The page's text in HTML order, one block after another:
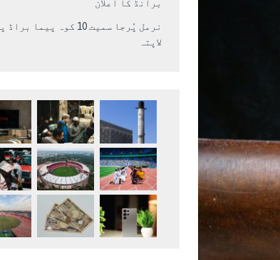
برانڈ کا اعلان
نرمل پُرجا سمیت 10 کوہ پیما
لاپتہ